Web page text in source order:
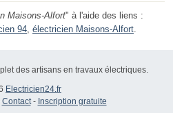
Maisons-Alfort" à l'aide des liens :
94 électricien Maisons-Alfort
des artisans en travaux électriques.
Electricien24.fr
Contact- Inscription gratuite